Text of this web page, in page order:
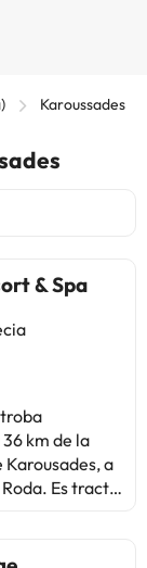
Karoussades
& Spa
km de la
a
Es tracta
de